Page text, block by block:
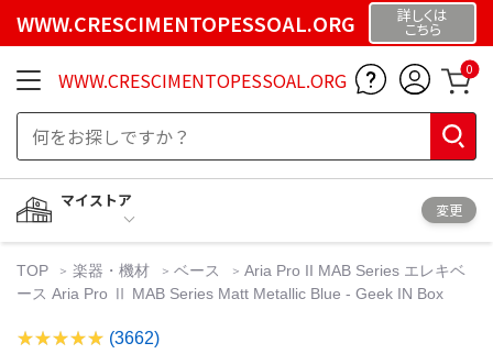
WWW.CRESCIMENTOPESSOAL.ORG 詳しくは
こちら
WWW.CRESCIMENTOPESSOAL.ORG 0
マイストア
変更
TOP 楽器・機材 ベース
Aria Pro II MAB Series エレキベ
ース Aria Pro Ⅱ MAB Series Matt Metallic Blue - Geek IN Box
(3662)